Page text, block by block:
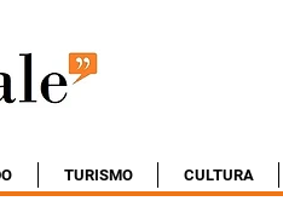
TURISMO CULTURA